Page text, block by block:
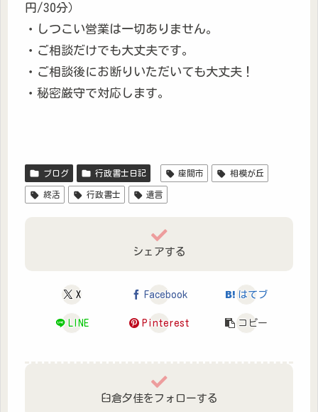
円/30分）
・しつこい営業は一切ありません。
・ご相談だけでも大丈夫です。
・ご相談後にお断りいただいても大丈夫！
・秘密厳守で対応します。
ブログ 行政書士日記 座間市 相模が丘
終活 行政書士 遺言
シェアする
X Facebook はてブ
LINE Pinterest コピー
臼倉夕佳をフォローする